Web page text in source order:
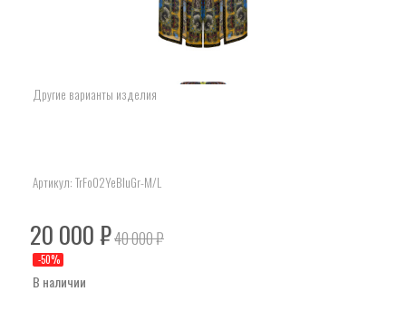
Другие варианты изделия
Артикул: TrFo02YeBluGr-M/L
20 000₽40 000₽
-50%
В наличии